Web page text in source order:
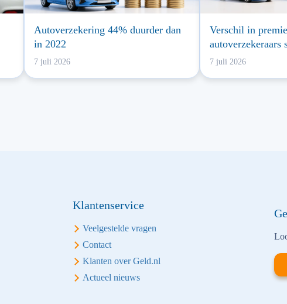
Autoverzekering 44% duurder dan
in 2022
7 juli 2026
Verschil in
autoverzekeraars
7 juli 2026
Klantenservice
Veelgestelde vragen
Contact
Klanten over Geld.nl
Actueel nieuws